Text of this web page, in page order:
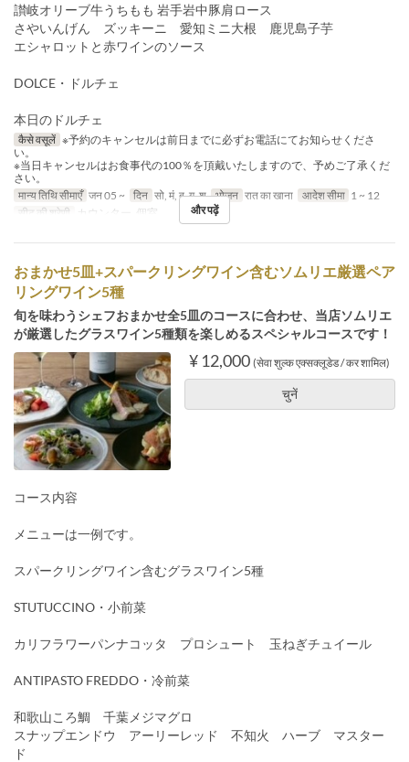
讃岐オリーブ牛うちもも 岩手岩中豚肩ロース
さやいんげん ズッキーニ 愛知ミニ大根 鹿児島子芋
エシャロットと赤ワインのソース
DOLCE・ドルチェ
本日のドルチェ
कैसे वसूलें ※予約のキャンセルは前日までに必ずお電話にてお知らせくださ
い。
※当日キャンセルはお食事代の100％を頂戴いたしますので、予めご了承くだ
さい。
मान्य तिथि सीमाएँ जन 05 ~ दिन सो, मं, बु, गु, शु भोजन रात का खाना आदेश सीमा 1 ~ 12
सीट की श्रेणी
カウンター, 個室 और पढ़ें
おまかせ5皿+スパークリングワイン含むソムリエ厳選ペア
リングワイン5種
旬を味わうシェフおまかせ全5皿のコースに合わせ、当店ソムリエ
が厳選したグラスワイン5種類を楽しめるスペシャルコースです！
¥ 12,000 (सेवा शुल्क एक्सक्लूडेड / कर शामिल)
चुनें
コース内容
メニューは一例です。
スパークリングワイン含むグラスワイン5種
STUTUCCINO・小前菜
カリフラワーパンナコッタ プロシュート 玉ねぎチュイール
ANTIPASTO FREDDO・冷前菜
和歌山ころ鯛 千葉メジマグロ
スナップエンドウ アーリーレッド 不知火 ハーブ マスター
ド